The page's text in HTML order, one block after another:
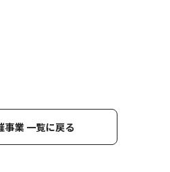
事業 一覧に戻る